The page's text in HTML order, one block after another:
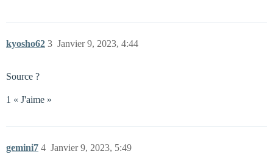
kyosho62 Janvier 9, 2023, 4:44
3
Source ?
1 « J'aime »
gemini7 Janvier 9, 2023, 5:49
4